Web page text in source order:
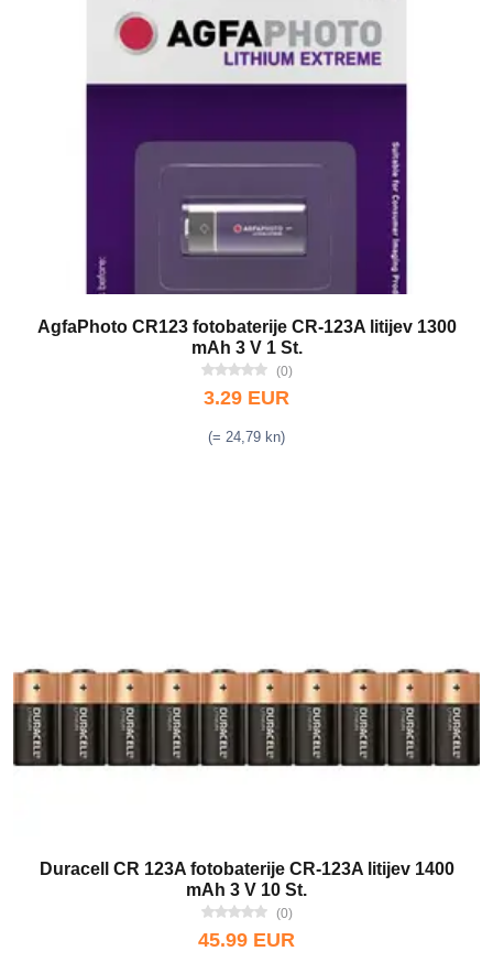
AgfaPhoto CR123 fotobaterije CR-123A litijev 1300
mAh 3 V 1 St.
(0)
3.29 EUR
(= 24,79 kn)
Duracell CR 123A fotobaterije CR-123A litijev 1400
mAh 3 V 10 St.
(0)
45.99 EUR